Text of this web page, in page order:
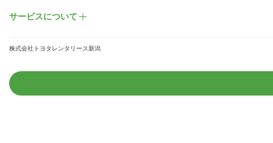
サービスについて
株式会社トヨタレンタリース新潟